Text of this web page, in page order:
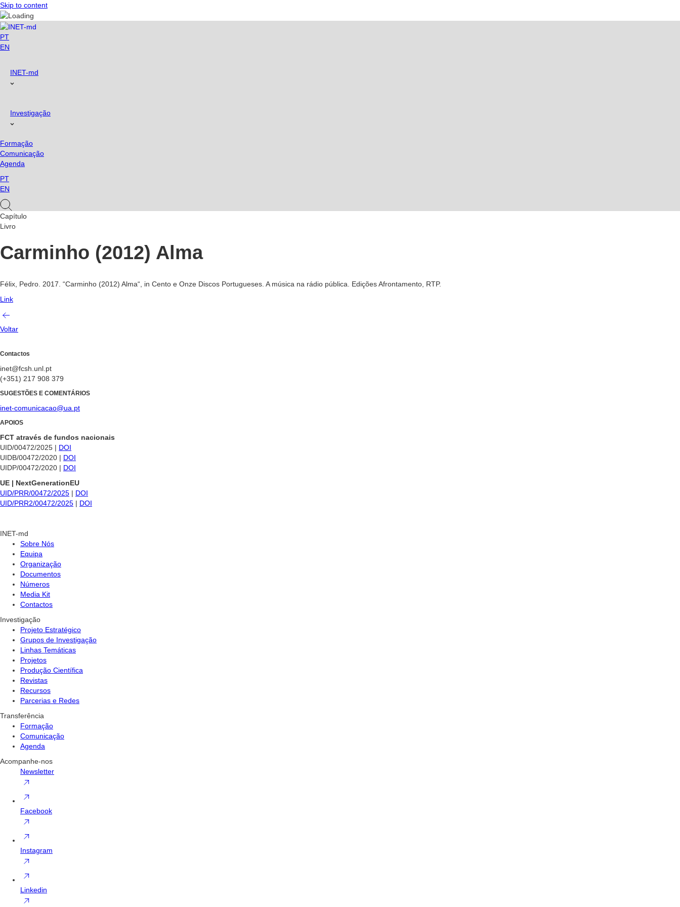
Skip to content
PT
EN
INET-md
Investigação
Formação
Comunicação
Agenda
PT
EN
Capítulo
Livro
Carminho (2012) Alma
Félix, Pedro. 2017. “Carminho (2012) Alma“,
in Cento e Onze Discos Portugueses. A música na rádio pública. Edições Afrontamento, RTP.
Link
Voltar
Contactos
inet@fcsh.unl.pt
(+351) 217 908 379
SUGESTÕES E COMENTÁRIOS
inet-comunicacao@ua.pt
APOIOS
FCT através de fundos nacionais
UID/00472/2025 | DOI
UIDB/00472/2020 | DOI
UIDP/00472/2020 | DOI
UE | NextGenerationEU
UID/PRR/00472/2025 | DOI
UID/PRR2/00472/2025 | DOI
INET-md
Sobre Nós
Equipa
Organização
Documentos
Números
Media Kit
Contactos
Investigação
Projeto Estratégico
Grupos de Investigação
Linhas Temáticas
Projetos
Produção Científica
Revistas
Recursos
Parcerias e Redes
Transferência
Formação
Comunicação
Agenda
Acompanhe-nos
Newsletter
Facebook
Instagram
Linkedin